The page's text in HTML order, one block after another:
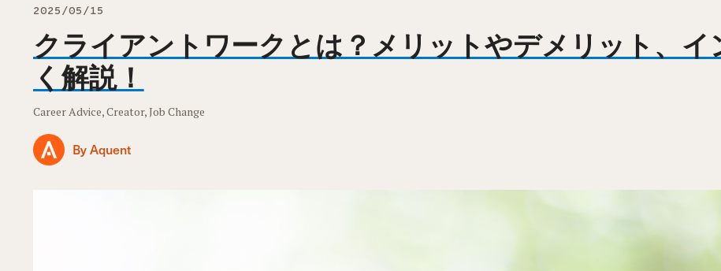
2025/05/15
クライアントワークとは？メリットやデメリット、
く解説！
Career Advice, Creator, Job Change
By Aquent